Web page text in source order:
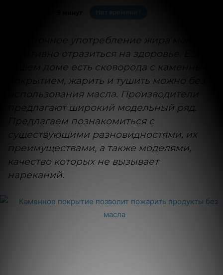
Избыточное употребление жира может
негативно отразиться на здоровье. Если в
вашем доме есть сковорода с каменным
покрытием, жарить и тушить можно без
использования масла. Производители
предлагают широкий модельный ряд.
Предлагаем познакомиться с
существующими разновидностями, их
преимуществами, а также моделями,
качество которых не вызывает
нареканий.